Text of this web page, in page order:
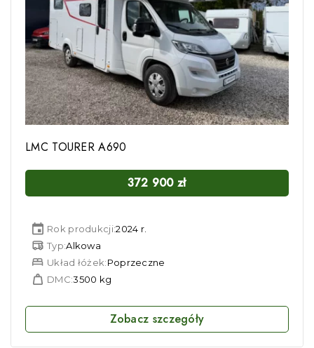
LMC TOURER A690
372 900 zł
Rok produkcji:2024 r.
Typ:Alkowa
Układ łóżek:Poprzeczne
DMC:3500 kg
Zobacz szczegóły